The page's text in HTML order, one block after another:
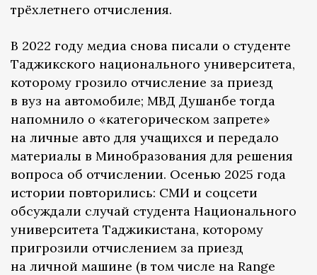
трёхлетнего отчисления.
В 2022 году медиа снова писали о студенте
Таджикского национального университета,
которому грозило отчисление за приезд
в вуз на автомобиле; МВД Душанбе тогда
напомнило о «категорическом запрете»
на личные авто для учащихся и передало
материалы в Минобразования для решения
вопроса об отчислении. Осенью 2025 года
истории повторились: СМИ и соцсети
обсуждали случай студента Национального
университета Таджикистана, которому
пригрозили отчислением за приезд
на личной машине (в том числе на Range